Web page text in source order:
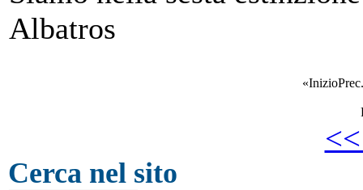
Albatros
«InizioPrec.
Cerca nel sito